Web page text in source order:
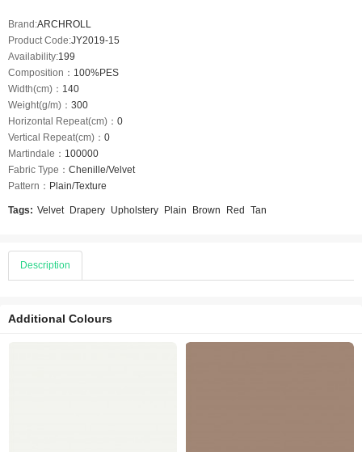
Brand:ARCHROLL
Product Code:JY2019-15
Availability:199
Composition： 100%PES
Width(cm)： 140
Weight(g/m)： 300
Horizontal Repeat(cm)： 0
Vertical Repeat(cm)： 0
Martindale： 100000
Fabric Type： Chenille/Velvet
Pattern： Plain/Texture
Tags: Velvet Drapery Upholstery Plain Brown Red Tan
Description
Additional Colours